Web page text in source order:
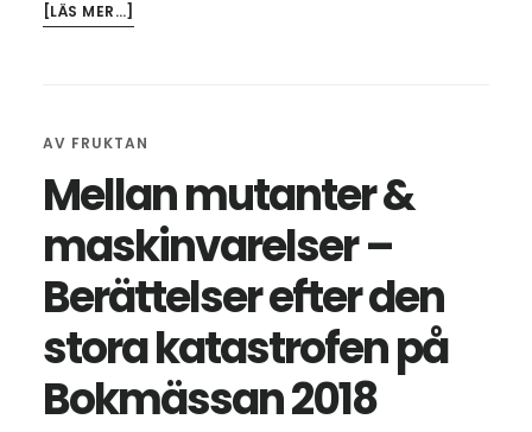
[LÄS MER…]
AV FRUKTAN
Mellan mutanter &
maskinvarelser –
Berättelser efter den
stora katastrofen på
Bokmässan 2018